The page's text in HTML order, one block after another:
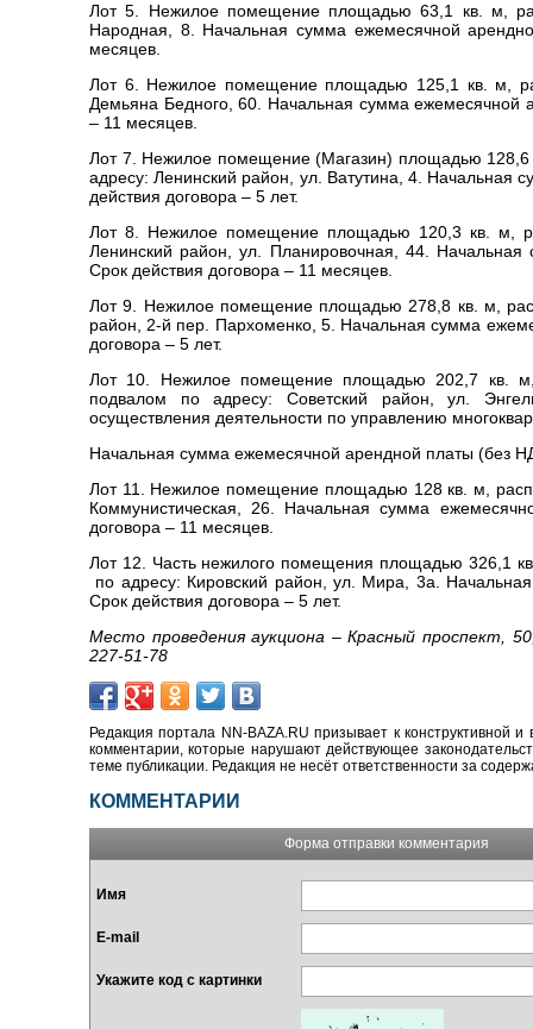
Лот 5. Нежилое помещение площадью 63,1 кв. м,
Народная, 8. Начальная сумма ежемесячной
месяцев.
Лот 6. Нежилое помещение площадью 125,1 кв. м,
Демьяна Бедного, 60. Начальная сумма ежемесячной
– 11 месяцев.
Лот 7. Нежилое помещение (Магазин) площадью
адресу: Ленинский район, ул. Ватутина, 4. Начальная
действия договора – 5 лет.
Лот 8. Нежилое помещение площадью 120,3 кв. м,
Ленинский район, ул. Планировочная, 44.
Срок действия договора – 11 месяцев.
Лот 9. Нежилое помещение площадью 278,8 кв. м,
район, 2-й пер. Пархоменко, 5. Начальная сумма
договора – 5 лет.
Лот 10. Нежилое помещение площадью 202,7 кв. м,
подвалом по адресу: Советский район, ул.
осуществления деятельности по управлению
Начальная сумма ежемесячной арендной платы (без
Лот 11. Нежилое помещение площадью 128 кв. м,
Коммунистическая, 26. Начальная сумма
договора – 11 месяцев.
Лот 12. Часть нежилого помещения площадью 326,1
по адресу: Кировский район, ул. Мира, 3а.
Срок действия договора – 5 лет.
Место проведения аукциона – Красный проспект,
227-51-78
Редакция портала NN-BAZA.RU призывает к конструктивной
комментарии, которые нарушают действующее
теме публикации. Редакция не несёт ответственности за
КОММЕНТАРИИ
Форма отправки комментария
Имя
E-mail
Укажите код с картинки